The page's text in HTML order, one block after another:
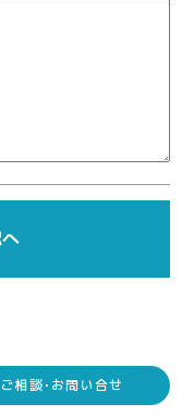
ご相談･お問い合せ